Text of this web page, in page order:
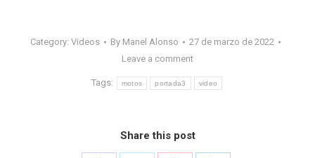
Category: Videos By Manel Alonso
27 de marzo de 2022
Leave a comment
Tags: motos portada3 video
Share this post